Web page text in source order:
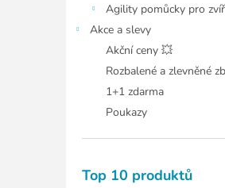
Agility pomůcky pro
Akce a slevy
Akční ceny 💥
Rozbalené a zlevněné
1+1 zdarma
Poukazy
Top 10 produktů